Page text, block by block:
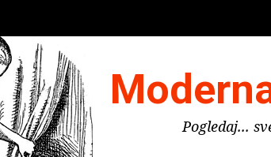
Pogledaj...